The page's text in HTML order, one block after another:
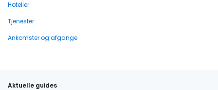
Hoteller
Tjenester
Ankomster og afgange
Aktuelle guides